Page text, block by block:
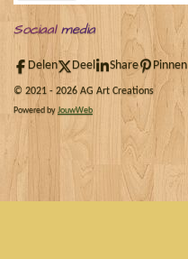
Sociaalmedia
Delen Deel Share Pinnen
© 2021 - 2026 AG Art Creations
Powered byJouwWeb